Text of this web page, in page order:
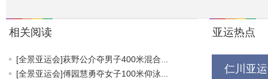
相关阅读
[全景亚运会]萩野公介夺男子400米混合...
[全景亚运会]傅园慧勇夺女子100米仰泳...
亚运热点
仁川亚